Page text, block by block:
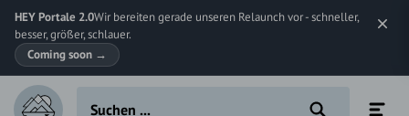
HEY Portale 2.0Wir bereiten gerade unseren Relaunch vor - schneller,
besser, größer, schlauer.
Coming soon →